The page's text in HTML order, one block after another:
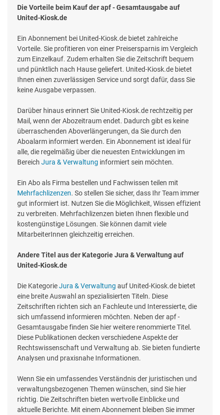
Die Vorteile beim Kauf der apf - Gesamtausgabe auf
United-Kiosk.de
Ein Abonnement bei United-Kiosk.de bietet zahlreiche
Vorteile. Sie profitieren von einer Preisersparnis im Vergleich
zum Einzelkauf. Zudem erhalten Sie die Zeitschrift bequem
und pünktlich nach Hause geliefert. United-Kiosk.de bietet
Ihnen einen zuverlässigen Service und sorgt dafür, dass Sie
keine Ausgabe verpassen.
Darüber hinaus erinnert Sie United-Kiosk.de rechtzeitig per
Mail, wenn der Abozeitraum endet. Dadurch gibt es keine
überraschenden Aboverlängerungen, da Sie durch den
Aboalarm informiert werden. Ein Abonnement ist ideal für
alle, die regelmäßig über die neuesten Entwicklungen im
Bereich Jura & Verwaltung informiert sein möchten.
Ein Abo als Firma bestellen und Fachwissen teilen mit
Mehrfachlizenzen. So stellen Sie sicher, dass Ihr Team immer
gut informiert ist. Nutzen Sie die Möglichkeit, Wissen effizient
zu verbreiten. Mehrfachlizenzen bieten Ihnen flexible und
kostengünstige Lösungen. Sie können damit viele
MitarbeiterInnen gleichzeitig erreichen.
Andere Titel aus der Kategorie Jura & Verwaltung auf
United-Kiosk.de
Die KategorieJura & Verwaltung auf United-Kiosk.de bietet
eine breite Auswahl an spezialisierten Titeln. Diese
Zeitschriften richten sich an Fachleute und Interessierte, die
sich umfassend informieren möchten. Neben der apf -
Gesamtausgabe finden Sie hier weitere renommierte Titel.
Diese Publikationen decken verschiedene Aspekte der
Rechtswissenschaft und Verwaltung ab. Sie bieten fundierte
Analysen und praxisnahe Informationen.
Wenn Sie ein umfassendes Verständnis der juristischen und
verwaltungsbezogenen Themen wünschen, sind Sie hier
richtig. Die Zeitschriften bieten wertvolle Einblicke und
aktuelle Berichte. Mit einem Abonnement bleiben Sie immer